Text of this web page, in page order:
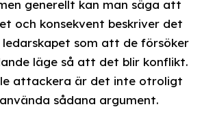
generellt kan man säga att
och konsekvent beskriver det
ledarskapet som att de försöker
läge så att det blir konflikt.
attackera är det inte otroligt
sådana argument.